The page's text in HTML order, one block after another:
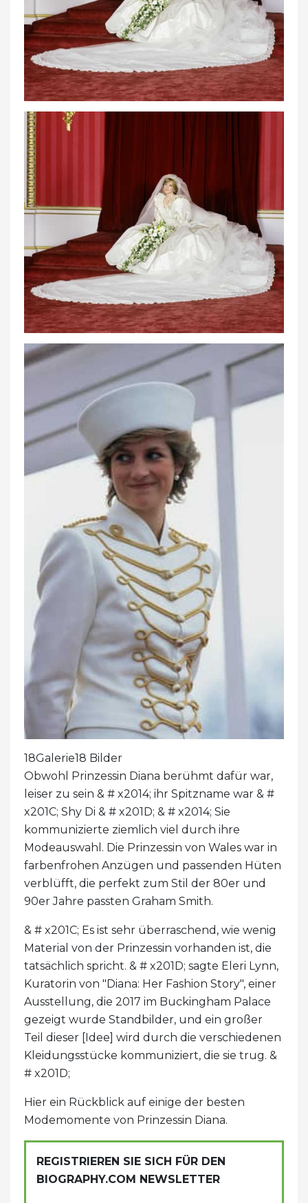
18Galerie18 Bilder
Obwohl Prinzessin Diana berühmt dafür war,
leiser zu sein & # x2014; ihr Spitzname war & #
x201C; Shy Di & # x201D; & # x2014; Sie
kommunizierte ziemlich viel durch ihre
Modeauswahl. Die Prinzessin von Wales war in
farbenfrohen Anzügen und passenden Hüten
verblüfft, die perfekt zum Stil der 80er und
90er Jahre passten Graham Smith.
& # x201C; Es ist sehr überraschend, wie wenig
Material von der Prinzessin vorhanden ist, die
tatsächlich spricht. & # x201D; sagte Eleri Lynn,
Kuratorin von "Diana: Her Fashion Story", einer
Ausstellung, die 2017 im Buckingham Palace
gezeigt wurde Standbilder, und ein großer
Teil dieser [Idee] wird durch die verschiedenen
Kleidungsstücke kommuniziert, die sie trug. &
# x201D;
Hier ein Rückblick auf einige der besten
Modemomente von Prinzessin Diana.
REGISTRIEREN SIE SICH FÜR DEN
BIOGRAPHY.COM NEWSLETTER